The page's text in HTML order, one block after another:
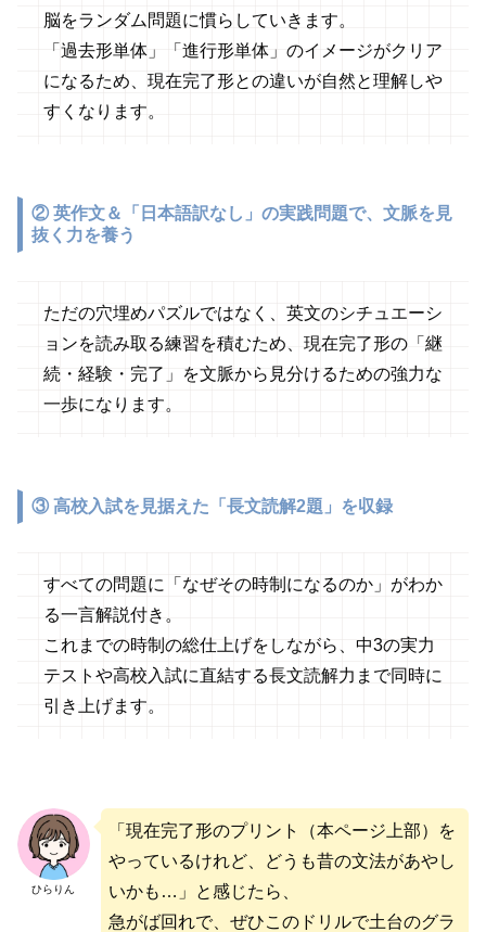
脳をランダム問題に慣らしていきます。
「過去形単体」「進行形単体」のイメージがクリア
になるため、現在完了形との違いが自然と理解しや
すくなります。
② 英作文＆「日本語訳なし」の実践問題で、文脈を見
抜く力を養う
ただの穴埋めパズルではなく、英文のシチュエーシ
ョンを読み取る練習を積むため、現在完了形の「継
続・経験・完了」を文脈から見分けるための強力な
一歩になります。
③ 高校入試を見据えた「長文読解2題」を収録
すべての問題に「なぜその時制になるのか」がわか
る一言解説付き。
これまでの時制の総仕上げをしながら、中3の実力
テストや高校入試に直結する長文読解力まで同時に
引き上げます。
ひらりん
「現在完了形のプリント（本ページ上部）を
やっているけれど、どうも昔の文法があやし
いかも…」と感じたら、
急がば回れで、ぜひこのドリルで土台のグラ